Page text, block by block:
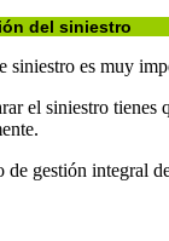
del siniestro
siniestro es muy
el siniestro tienes
de gestión integral